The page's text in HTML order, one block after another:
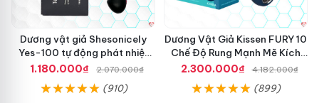
Dương vật giả Shesonicely
Yes-100 tự động phát nhiệt
thụt
1.180.000₫ 2.070.000₫
(910)
Dương Vật Giả Kissen FURY 10
Chế Độ Rung Mạnh Mẽ Kích
Thích
2.300.000₫ 4.182.000₫
(899)